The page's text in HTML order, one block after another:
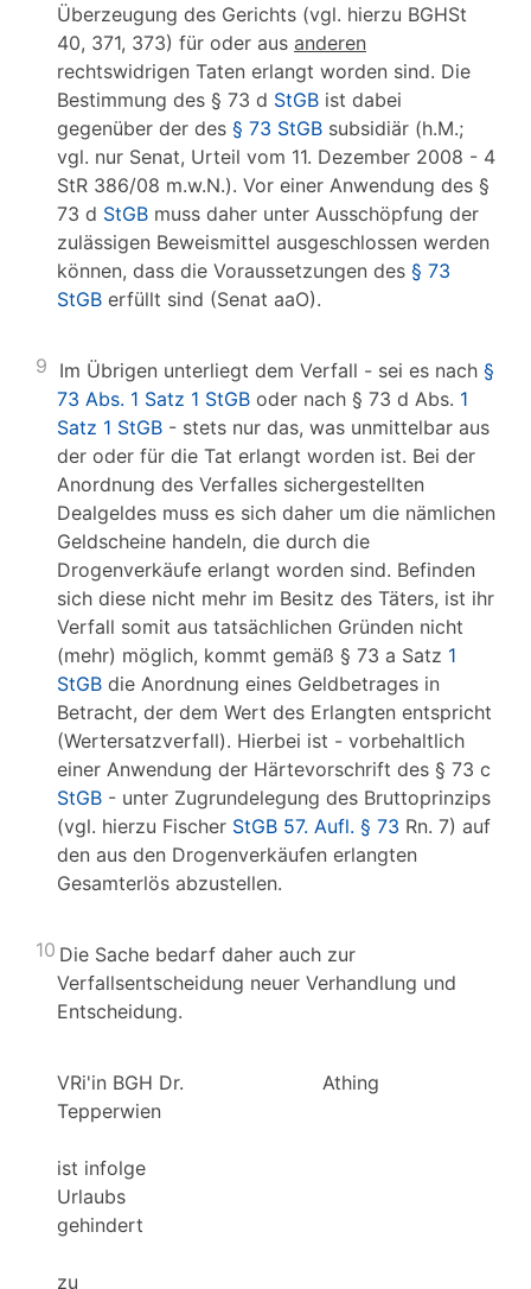
Überzeugung des Gerichts (vgl. hierzu BGHSt
40, 371, 373) für oder aus anderen
rechtswidrigen Taten erlangt worden sind. Die
Bestimmung des § 73 d StGB ist dabei
gegenüber der des § 73 StGB subsidiär (h.M.;
vgl. nur Senat, Urteil vom 11. Dezember 2008 - 4
StR 386/08 m.w.N.). Vor einer Anwendung des §
73 d StGB muss daher unter Ausschöpfung der
zulässigen Beweismittel ausgeschlossen werden
können, dass die Voraussetzungen des § 73
StGB erfüllt sind (Senat aaO).
9 Im Übrigen unterliegt dem Verfall - sei es nach §
73 Abs. 1 Satz 1 StGB oder nach § 73 d Abs. 1
Satz 1 StGB - stets nur das, was unmittelbar aus
der oder für die Tat erlangt worden ist. Bei der
Anordnung des Verfalles sichergestellten
Dealgeldes muss es sich daher um die nämlichen
Geldscheine handeln, die durch die
Drogenverkäufe erlangt worden sind. Befinden
sich diese nicht mehr im Besitz des Täters, ist ihr
Verfall somit aus tatsächlichen Gründen nicht
(mehr) möglich, kommt gemäß § 73 a Satz 1
StGB die Anordnung eines Geldbetrages in
Betracht, der dem Wert des Erlangten entspricht
(Wertersatzverfall). Hierbei ist - vorbehaltlich
einer Anwendung der Härtevorschrift des § 73 c
StGB - unter Zugrundelegung des Bruttoprinzips
(vgl. hierzu Fischer StGB 57. Aufl. § 73 Rn. 7) auf
den aus den Drogenverkäufen erlangten
Gesamterlös abzustellen.
10 Die Sache bedarf daher auch zur
Verfallsentscheidung neuer Verhandlung und
Entscheidung.
VRi'in BGH Dr.
Tepperwien
ist infolge
Urlaubs
gehindert
zu
Athing